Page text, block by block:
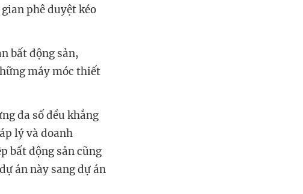
phê duyệt kéo
bất động sản,
máy móc thiết
đa số đều khẳng
lý và doanh
bất động sản cũng
án này sang dự án